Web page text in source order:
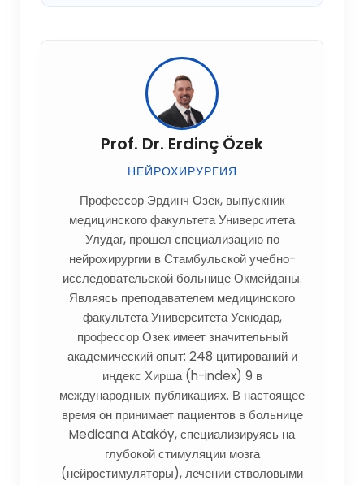
Prof. Dr. Erdinç Özek
НЕЙРОХИРУРГИЯ
Профессор Эрдинч Озек, выпускник
медицинского факультета Университета
Улудаг, прошел специализацию по
нейрохирургии в Стамбульской учебно-
исследовательской больнице Окмейданы.
Являясь преподавателем медицинского
факультета Университета Ускюдар,
профессор Озек имеет значительный
академический опыт: 248 цитирований и
индекс Хирша (h-index) 9 в
международных публикациях. В настоящее
время он принимает пациентов в больнице
Medicana Ataköy, специализируясь на
глубокой стимуляции мозга
(нейростимуляторы), лечении стволовыми